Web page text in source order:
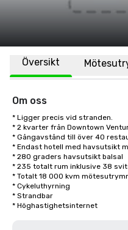
Översikt
Om oss
* Ligger precis vid stranden.
* 2 kvarter från Downtown
* Gångavstånd till över 40
* Endast hotell med havsutsikt
* 280 graders havsutsikt balsal
* 235 totalt rum inklusive 38
* Totalt 18 000 kvm
* Cykeluthyrning
* Strandbar
* Höghastighetsinternet